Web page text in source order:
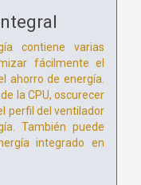
contiene varias
fácilmente el
ahorro de energía.
la CPU, oscurecer
perfil del ventilador
También puede
integrado en